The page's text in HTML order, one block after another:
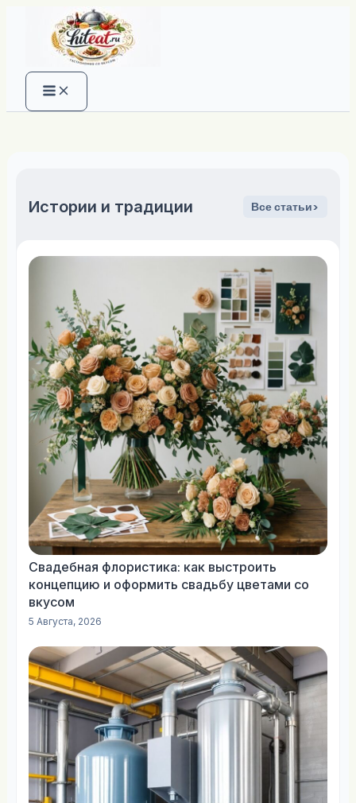
содержимому
Истории и традиции Все статьи>
Свадебная флористика: как выстроить
концепцию и оформить свадьбу цветами со
вкусом
5 Августа, 2026